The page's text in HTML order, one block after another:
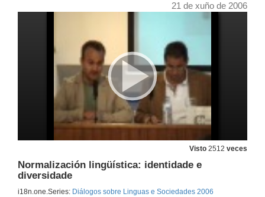
21 de xuño de 2006
Visto 2512 veces
Normalización lingüística: identidade e
diversidade
i18n.one.Series: Diálogos sobre Linguas e Sociedades 2006